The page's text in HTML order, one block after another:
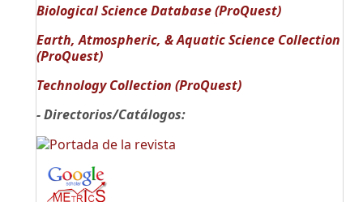
Biological Science Database (ProQuest)
Earth, Atmospheric, & Aquatic Science Collection
(ProQuest)
Technology Collection (ProQuest)
- Directorios/Catálogos: